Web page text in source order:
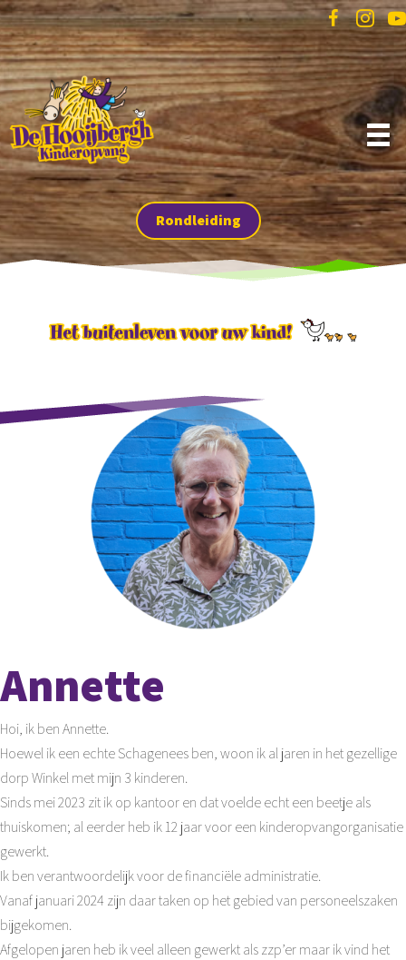
Rondleiding
Annette
Hoi, ik ben Annette.
Hoewel ik een echte Schagenees ben, woon ik al jaren in het gezellige
dorp Winkel met mijn 3 kinderen.
Sinds mei 2023 zit ik op kantoor en dat voelde echt een beetje als
thuiskomen; al eerder heb ik 12 jaar voor een kinderopvangorganisatie
gewerkt.
Ik ben verantwoordelijk voor de financiële administratie.
Vanaf januari 2024 zijn daar taken op het gebied van personeelszaken
bijgekomen.
Afgelopen jaren heb ik veel alleen gewerkt als zzp’er maar ik vind het